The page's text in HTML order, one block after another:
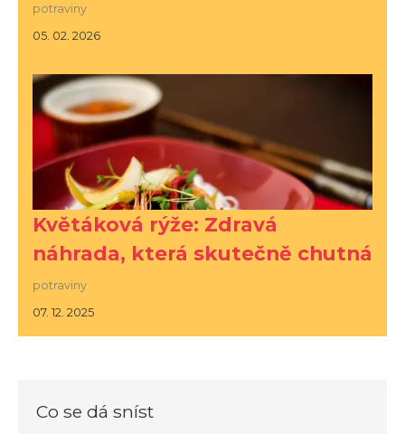
potraviny
05. 02. 2026
Květáková rýže: Zdravá
náhrada, která skutečně chutná
potraviny
07. 12. 2025
Co se dá sníst